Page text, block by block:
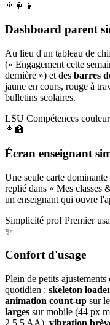
👨‍👩‍👧
Dashboard parent
Au lieu d'un tableau de
(« Engagement cette
dernière ») et des barres
jaune en cours, rouge à
bulletins scolaires.
LSU Compétences couleur
👩‍🏫
Écran enseignant
Une seule carte dominante
replié dans « Mes classes
un enseignant qui ouvre
Simplicité prof Premier
✨
Confort d'usage
Plein de petits
quotidien : skeleton
animation count-up sur
larges sur mobile (44 px
2.5.5 AA), vibration